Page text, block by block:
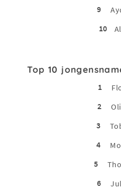
9
10
Top 10
1
2
3
4
5
6